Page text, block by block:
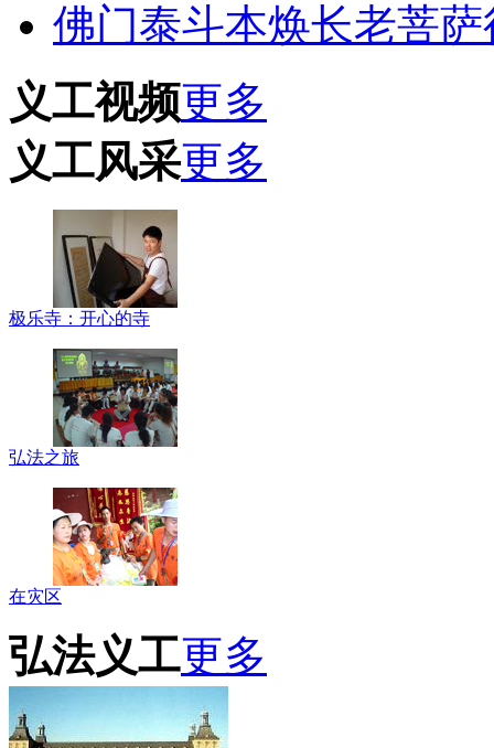
佛门泰斗本焕长老菩萨
义工视频更多
义工风采更多
极乐寺：开心的寺
弘法之旅
在灾区
弘法义工更多